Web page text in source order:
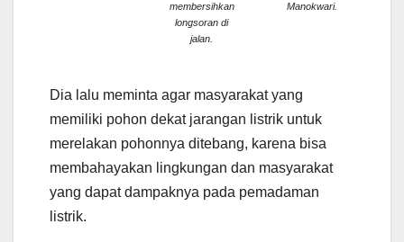
membersihkan
longsoran di
jalan.
Manokwari.
Dia lalu meminta agar masyarakat yang
memiliki pohon dekat jarangan listrik untuk
merelakan pohonnya ditebang, karena bisa
membahayakan lingkungan dan masyarakat
yang dapat dampaknya pada pemadaman
listrik.